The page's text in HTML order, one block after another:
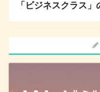
「ビジネスクラス